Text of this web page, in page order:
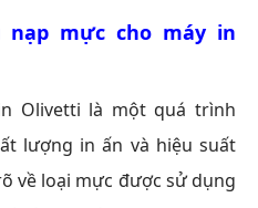
nạp mực cho máy in
Olivetti là một quá trình
lượng in ấn và hiệu suất
về loại mực được sử dụng